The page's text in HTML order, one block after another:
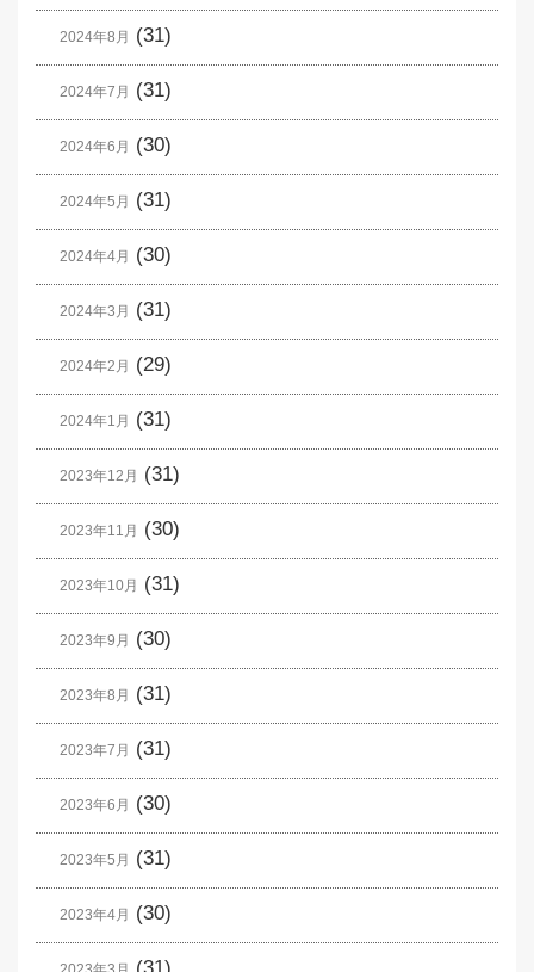
2024年8月 (31)
2024年7月 (31)
2024年6月 (30)
2024年5月 (31)
2024年4月 (30)
2024年3月 (31)
2024年2月 (29)
2024年1月 (31)
2023年12月 (31)
2023年11月 (30)
2023年10月 (31)
2023年9月 (30)
2023年8月 (31)
2023年7月 (31)
2023年6月 (30)
2023年5月 (31)
2023年4月 (30)